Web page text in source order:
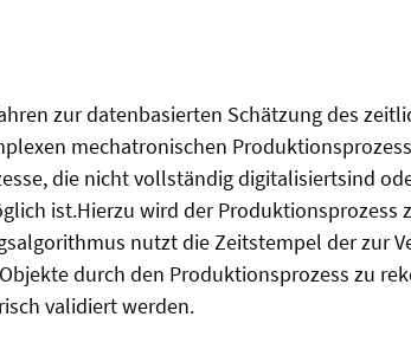
zur datenbasierten Schätzung des
mechatronischen
die nicht vollständig digitalisiertsind
ist.Hierzu wird der
nutzt die Zeitstempel der zur
durch den Produktionsprozess zu
validiert werden.